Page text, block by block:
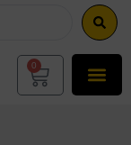
0